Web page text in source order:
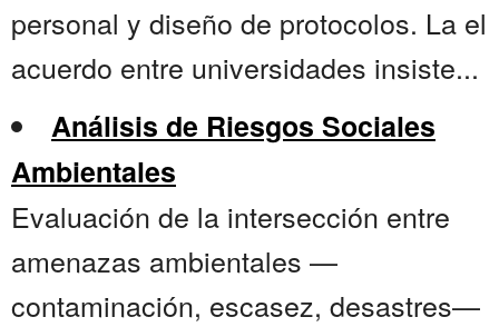
personal y diseño de protocolos. La el
acuerdo entre universidades insiste...
Análisis de Riesgos Sociales
Ambientales
Evaluación de la intersección entre
amenazas ambientales —
contaminación, escasez, desastres—